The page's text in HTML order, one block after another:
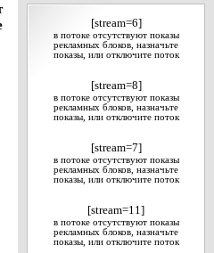
[stream=6]
в потоке отсутствуют показы
рекламных блоков, назначьте
показы, или отключите поток
[stream=8]
в потоке отсутствуют показы
рекламных блоков, назначьте
показы, или отключите поток
[stream=7]
в потоке отсутствуют показы
рекламных блоков, назначьте
показы, или отключите поток
[stream=11]
в потоке отсутствуют показы
рекламных блоков, назначьте
показы, или отключите поток